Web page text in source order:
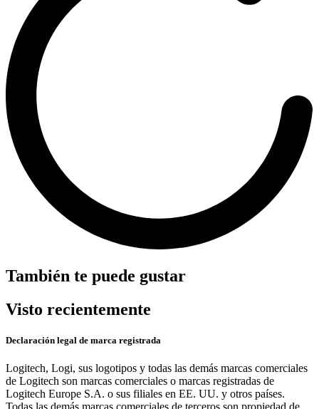
También te puede gustar
Visto recientemente
Declaración legal de marca registrada
Logitech, Logi, sus logotipos y todas las demás marcas comerciales
de Logitech son marcas comerciales o marcas registradas de
Logitech Europe S.A. o sus filiales en EE. UU. y otros países.
Todas las demás marcas comerciales de terceros son propiedad de